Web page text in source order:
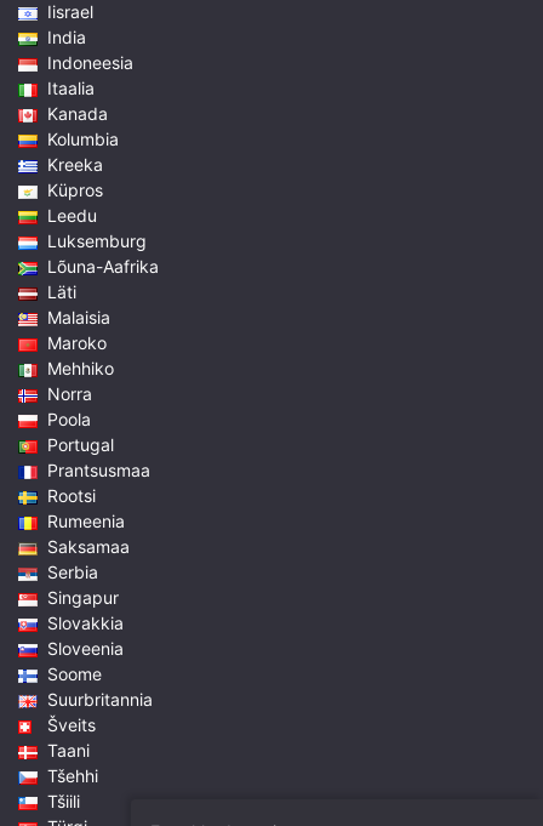
Iisrael
India
Indoneesia
Itaalia
Kanada
Kolumbia
Kreeka
Küpros
Leedu
Luksemburg
Lõuna-Aafrika
Läti
Malaisia
Maroko
Mehhiko
Norra
Poola
Portugal
Prantsusmaa
Rootsi
Rumeenia
Saksamaa
Serbia
Singapur
Slovakkia
Sloveenia
Soome
Suurbritannia
Šveits
Taani
Tšehhi
Tšiili